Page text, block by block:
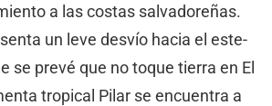
a las costas salvadoreñas.
un leve desvío hacia el este-
se prevé que no toque tierra en El
tropical Pilar se encuentra a